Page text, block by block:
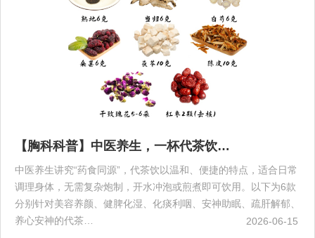
2026-06-15
【胸科科普】中医养生，一杯代茶饮…
中医养生讲究“药食同源”，代茶饮以温和、便捷的特点，适合日常
调理身体，无需复杂炮制，开水冲泡或煎煮即可饮用。以下为6款
分别针对美容养颜、健脾化湿、化痰利咽、安神助眠、疏肝解郁、
养心安神的代茶…